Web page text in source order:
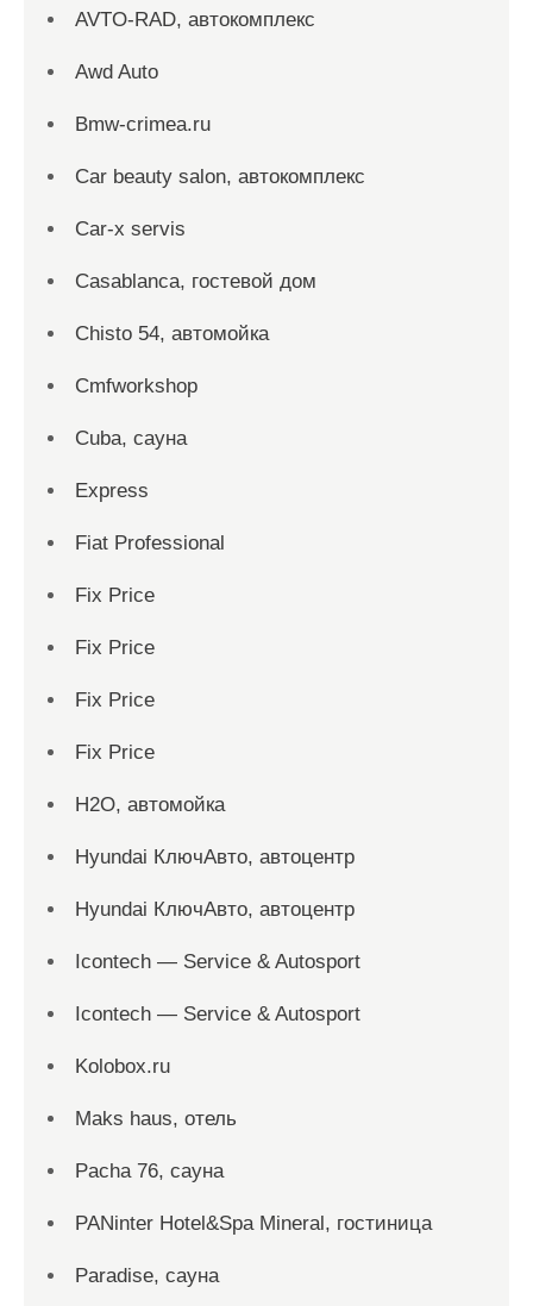
AVTO-RAD, автокомплекс
Awd Auto
Bmw-crimea.ru
Car beauty salon, автокомплекс
Car-x servis
Casablanca, гостевой дом
Chisto 54, автомойка
Cmfworkshop
Cuba, сауна
Express
Fiat Professional
Fix Price
Fix Price
Fix Price
Fix Price
H2O, автомойка
Hyundai КлючАвто, автоцентр
Hyundai КлючАвто, автоцентр
Icontech — Service & Autosport
Icontech — Service & Autosport
Kolobox.ru
Maks haus, отель
Pacha 76, сауна
PANinter Hotel&Spa Mineral, гостиница
Paradise, сауна